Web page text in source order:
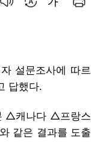
설문조사에 따르
답했다.
△캐나다 △프랑스
같은 결과를 도출